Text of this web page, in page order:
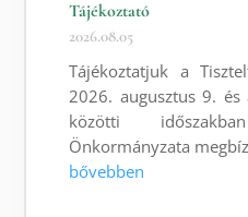
Tájékoztató
2026.08.05
Tájékoztatjuk a
2026. augusztus 9.
közötti
Önkormányzata
bővebben